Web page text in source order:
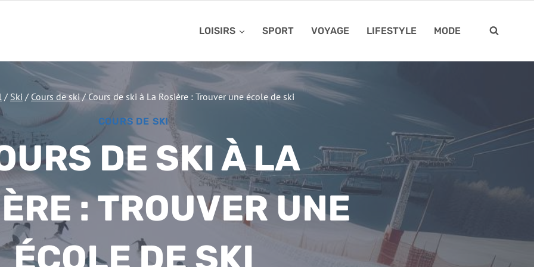
LOISIRS SPORT VOYAGE LIFESTYLE MODE
/ Ski / Cours de ski / Cours de ski à La Rosière : Trouver une école de ski
COURS DE SKI
DE SKI À LA
: TROUVER UNE
ÉCOLE DE SKI